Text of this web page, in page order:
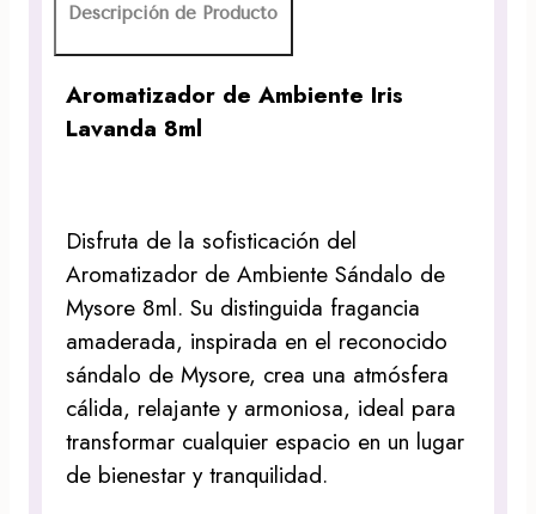
Descripción de Producto
Aromatizador de Ambiente Iris
Lavanda 8ml
Disfruta de la sofisticación del
Aromatizador de Ambiente Sándalo de
Mysore 8ml. Su distinguida fragancia
amaderada, inspirada en el reconocido
sándalo de Mysore, crea una atmósfera
cálida, relajante y armoniosa, ideal para
transformar cualquier espacio en un lugar
de bienestar y tranquilidad.